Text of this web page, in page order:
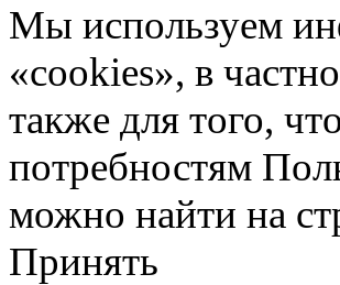
Мы используем
«cookies», в
также для того,
потребностям
можно найти на
Принять